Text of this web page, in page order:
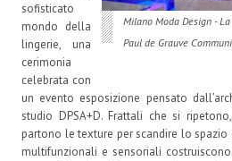
Milano Moda Design -
Paul de Grauve
sofisticato
mondo della
lingerie, una
cerimonia
celebrata con
un evento esposizione pensato
studio DPSA+D. Frattali che si
partono le texture per scandire lo spazio
multifunzionali e sensoriali